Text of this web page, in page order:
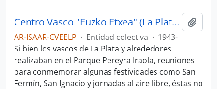
Centro Vasco "Euzko Etxea" (La Plata, Argentina)
AR-ISAAR-CVEELP · Entidad colectiva · 1943-
Si bien los vascos de La Plata y alrededores
realizaban en el Parque Pereyra Iraola, reuniones
para conmemorar algunas festividades como San
Fermín, San Ignacio y jornadas al aire libre, éstas no